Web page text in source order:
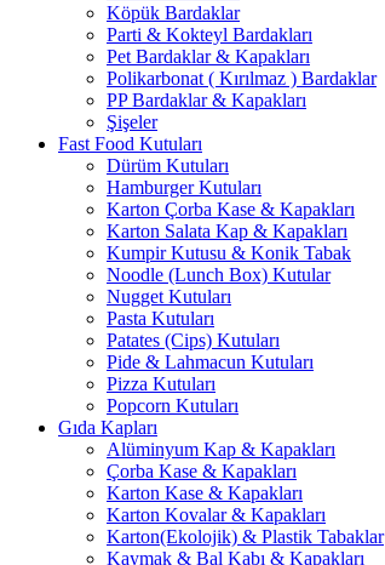
Köpük Bardaklar
Parti & Kokteyl Bardakları
Pet Bardaklar & Kapakları
Polikarbonat ( Kırılmaz ) Bardaklar
PP Bardaklar & Kapakları
Şişeler
Fast Food Kutuları
Dürüm Kutuları
Hamburger Kutuları
Karton Çorba Kase & Kapakları
Karton Salata Kap & Kapakları
Kumpir Kutusu & Konik Tabak
Noodle (Lunch Box) Kutular
Nugget Kutuları
Pasta Kutuları
Patates (Cips) Kutuları
Pide & Lahmacun Kutuları
Pizza Kutuları
Popcorn Kutuları
Gıda Kapları
Alüminyum Kap & Kapakları
Çorba Kase & Kapakları
Karton Kase & Kapakları
Karton Kovalar & Kapakları
Karton(Ekolojik) & Plastik Tabaklar
Kaymak & Bal Kabı & Kapakları